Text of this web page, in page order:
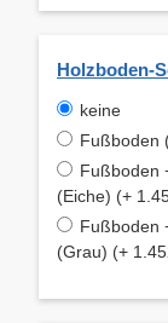
Holzboden-
keine
Fußboden
Fußboden
(Eiche) (+
Fußboden
(Grau) (+